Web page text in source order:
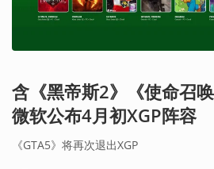
含《黑帝斯2》《使命召
微软公布4月初XGP阵容
《GTA5》将再次退出XGP